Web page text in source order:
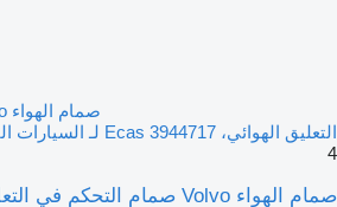
التعليق الهوائي، Ecas 3944717 لـ السيارات القاطرة Volvo FM9
4